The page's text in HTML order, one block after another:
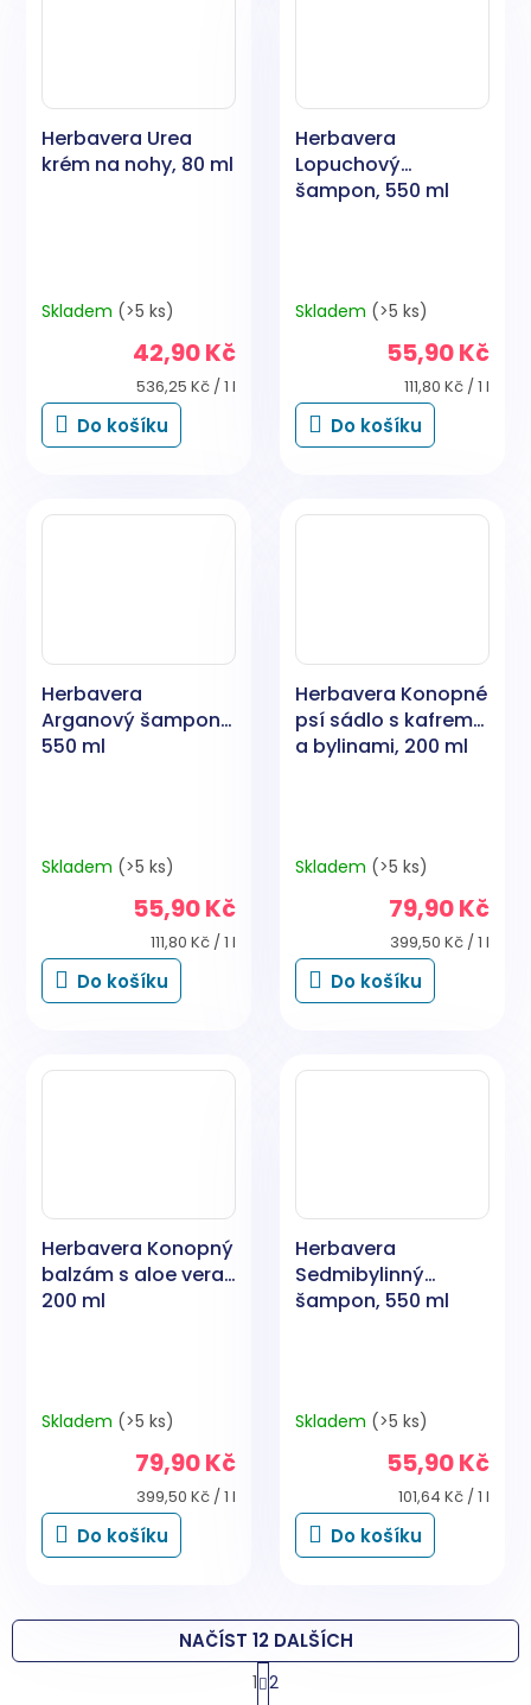
Herbavera Urea
krém na nohy, 80 ml
Skladem (>5 ks)
42,90 Kč
Měrná
cena:
536,25 Kč / 1 l
Do košíku
Herbavera
Lopuchový
šampon, 550 ml
Skladem (>5 ks)
55,90 Kč
Měrná
cena:
111,80 Kč / 1 l
Do košíku
Herbavera
Arganový šampon,
550 ml
Skladem (>5 ks)
55,90 Kč
Měrná
cena:
111,80 Kč / 1 l
Do košíku
Herbavera Konopné
psí sádlo s kafrem
a bylinami, 200 ml
Skladem (>5 ks)
79,90 Kč
Měrná
cena:
399,50 Kč / 1 l
Do košíku
Herbavera Konopný
balzám s aloe vera,
200 ml
Skladem (>5 ks)
79,90 Kč
Měrná
cena:
399,50 Kč / 1 l
Do košíku
Herbavera
Sedmibylinný
šampon, 550 ml
Skladem (>5 ks)
55,90 Kč
Měrná
cena:
101,64 Kč / 1 l
Do košíku
NAČÍST 12 DALŠÍCH
S
t
1 2